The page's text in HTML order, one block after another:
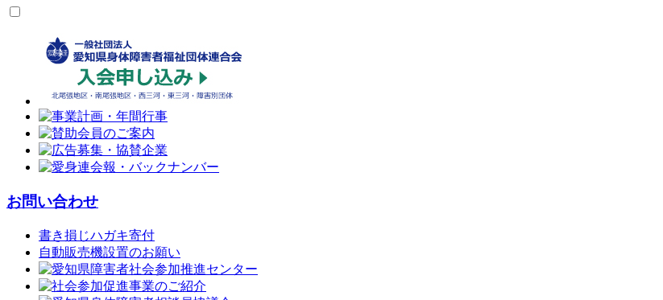
お問い合わせ
書き損じハガキ寄付
自動販売機設置のお願い